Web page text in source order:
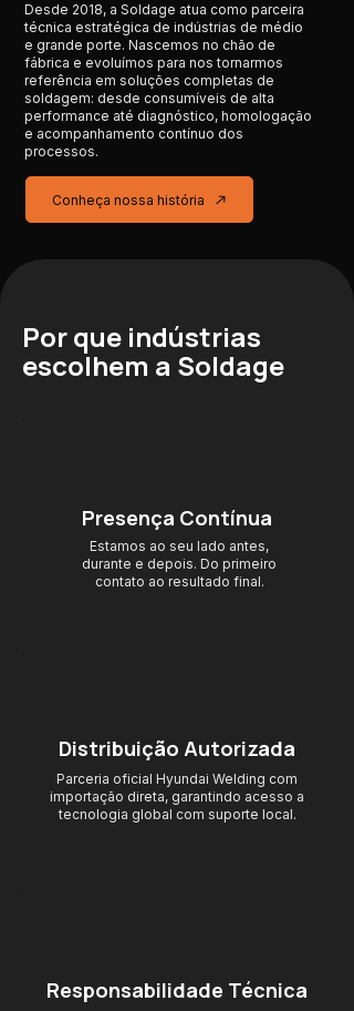
Desde 2018, a Soldage atua como parceira
técnica estratégica de indústrias de médio
e grande porte. Nascemos no chão de
fábrica e evoluímos para nos tornarmos
referência em soluções completas de
soldagem: desde consumíveis de alta
performance até diagnóstico, homologação
e acompanhamento contínuo dos
processos.
Conheça nossa história
Por que indústrias
escolhem a Soldage
Presença Contínua
Estamos ao seu lado antes,
durante e depois. Do primeiro
contato ao resultado final.
Distribuição Autorizada
Parceria oficial Hyundai Welding com
importação direta, garantindo acesso a
tecnologia global com suporte local.
Responsabilidade Técnica